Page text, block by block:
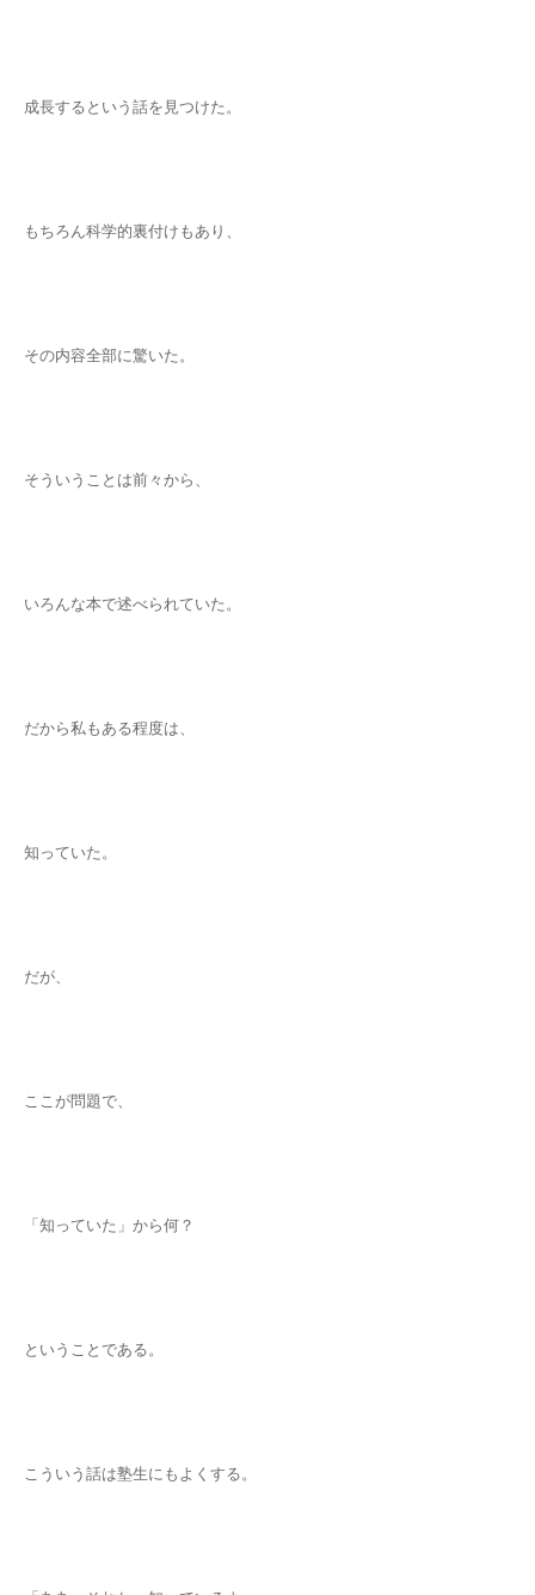
成長するという話を見つけた。
もちろん科学的裏付けもあり、
その内容全部に驚いた。
そういうことは前々から、
いろんな本で述べられていた。
だから私もある程度は、
知っていた。
だが、
ここが問題で、
「知っていた」から何？
ということである。
こういう話は塾生にもよくする。